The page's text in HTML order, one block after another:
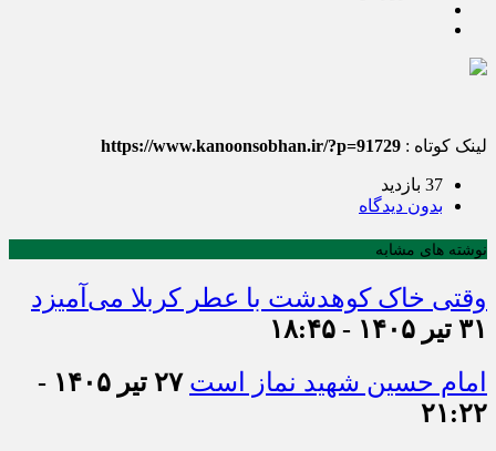
لینک کوتاه : https://www.kanoonsobhan.ir/?p=91729
37 بازدید
بدون دیدگاه
نوشته های مشابه
وقتی خاک کوهدشت با عطر کربلا می‌آمیزد
۳۱ تیر ۱۴۰۵ - ۱۸:۴۵
امام حسین شهید نماز است
۲۷ تیر ۱۴۰۵ -
۲۱:۲۲